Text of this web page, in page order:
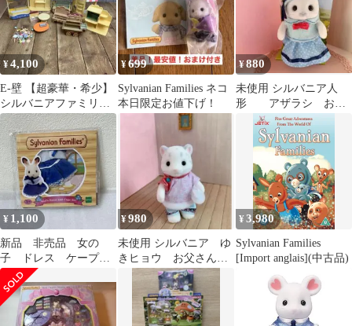
ット Families STマーク
認証 ドールハウス
コ-76 おもちゃ
¥4,100
E-壁 【超豪華・希少】
シルバニアファミリー
森の学校 ＆ お店屋さん
大量まとめ
¥699
Sylvanian Families ネコ
本日限定お値下げ！
¥880
未使用 シルバニア人
形 アザラシ お母
さん 大人サイズ 服
¥ 1,100
新品 非売品 女の
子 ドレス ケープ
シルバニアファミリ
ー シルバニア 小
物 服
¥980
未使用 シルバニア ゆ
きヒョウ お父さん
大人サイズ シルバニ
¥3,980
Sylvanian Families
[Import anglais](中古品)